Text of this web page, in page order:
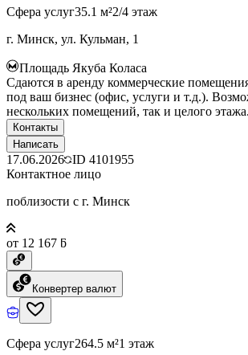
Сфера услуг35.1 м²2/4 этаж
г. Минск, ул. Кульман, 1
Площадь Якуба Коласа
Сдаются в аренду коммерческие
под ваш бизнес (офис, услуги и т.д.).
нескольких помещений, так и целого этажа.
Контакты
Написать
17.06.2026 ID 4101955
Контактное лицо
поблизости с г. Минск
от 12 167 ƃ
Конвертер валют
Сфера услуг264.5 м²1 этаж